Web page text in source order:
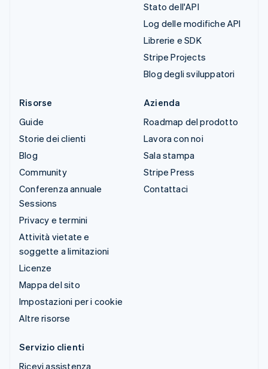
Stato dell'API
Log delle modifiche API
Librerie e SDK
Stripe Projects
Blog degli sviluppatori
Risorse
Guide
Storie dei clienti
Blog
Community
Conferenza annuale
Sessions
Privacy e termini
Attività vietate e
soggette a limitazioni
Licenze
Mappa del sito
Impostazioni per i cookie
Altre risorse
Azienda
Roadmap del prodotto
Lavora con noi
Sala stampa
Stripe Press
Contattaci
Servizio clienti
Ricevi assistenza